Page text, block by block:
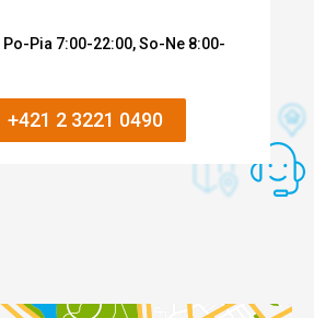
Po-Pia 7:00-22:00, So-Ne 8:00-
+421 2 3221 0490